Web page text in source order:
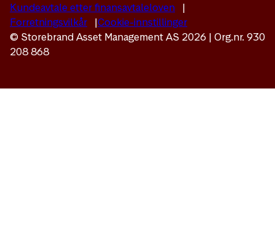
Kundeavtale etter finansavtaleloven
Forretningsvilkår
Cookie-innstillinger
© Storebrand Asset Management AS 2026 | Org.nr. 930
208 868